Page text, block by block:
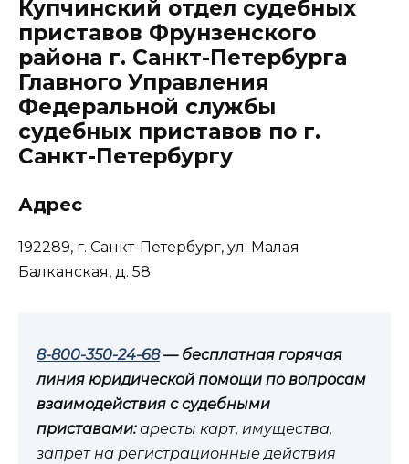
Купчинский отдел судебных
приставов Фрунзенского
района г. Санкт-Петербурга
Главного Управления
Федеральной службы
судебных приставов по г.
Санкт-Петербургу
Адрес
192289, г. Санкт-Петербург, ул. Малая
Балканская, д. 58
8-800-350-24-68— бесплатная горячая
линия юридической помощи по вопросам
взаимодействия с судебными
приставами:аресты карт, имущества,
запрет на регистрационные действия